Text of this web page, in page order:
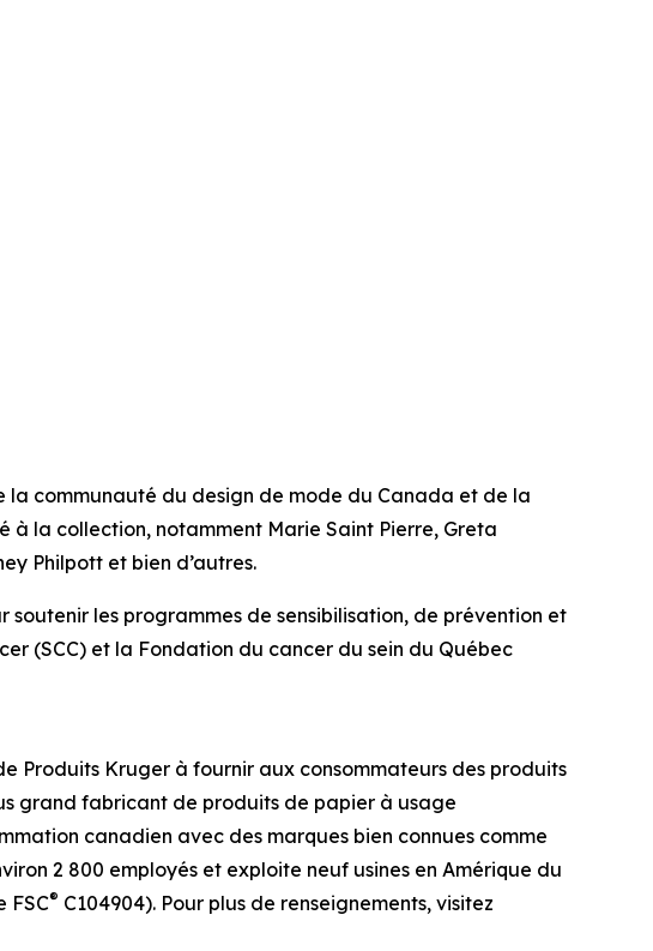
la communauté du design de mode du Canada et de la
à la collection, notamment Marie Saint Pierre, Greta
Philpott et bien d’autres.
soutenir les programmes de sensibilisation, de prévention et
(SCC) et la Fondation du cancer du sein du Québec
Produits Kruger à fournir aux consommateurs des produits
grand fabricant de produits de papier à usage
canadien avec des marques bien connues comme
2 800 employés et exploite neuf usines en Amérique du
FSC® C104904). Pour plus de renseignements, visitez